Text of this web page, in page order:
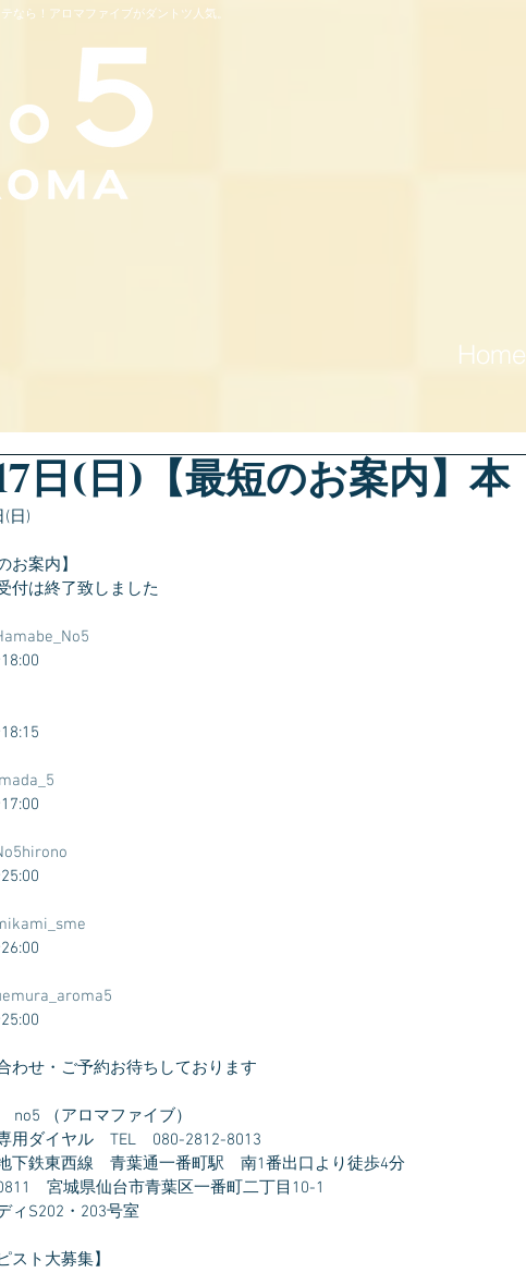
なら！アロマファイブがダントツ人気。
Home
日(日)【最短のお案内】本
(日)
お案内】
付は終了致しました
わせ・ご予約お待ちしております
no5 （アロマファイブ）
用ダイヤル　TEL　080-2812-8013
下鉄東西線　青葉通一番町駅　南1番出口より徒歩4分
　宮城県仙台市青葉区一番町二丁目10-1
ィS202・203号室
スト大募集】